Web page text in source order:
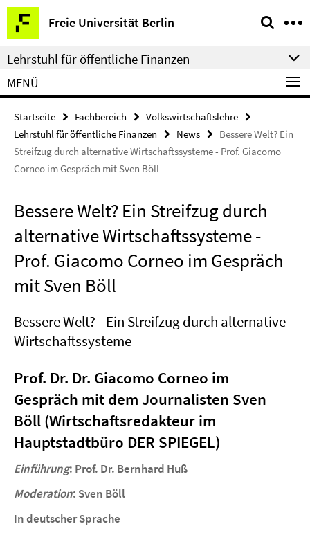
Springe
direkt
zu
Inhalt
Freie Universität Berlin
Service-
Navigation
Lehrstuhl für öffentliche Finanzen
MENÜ
Startseite Fachbereich
Volkswirtschaftslehre
Lehrstuhl für öffentliche Finanzen
News
Bessere Welt? Ein
Streifzug durch alternative Wirtschaftssysteme - Prof. Giacomo
Corneo im Gespräch mit Sven Böll
Bessere Welt? Ein Streifzug durch
alternative Wirtschaftssysteme -
Prof. Giacomo Corneo im Gespräch
mit Sven Böll
Bessere Welt? - Ein Streifzug durch alternative
Wirtschaftssysteme
Prof. Dr. Dr. Giacomo Corneo im
Gespräch mit dem Journalisten Sven
Böll (Wirtschaftsredakteur im
Hauptstadtbüro DER SPIEGEL)
Einführung: Prof. Dr. Bernhard Huß
Moderation: Sven Böll
In deutscher Sprache